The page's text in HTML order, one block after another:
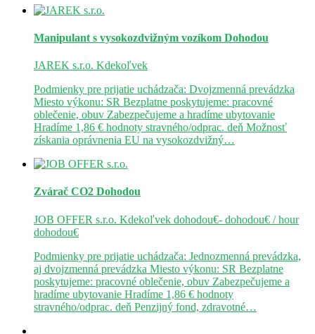
Manipulant s vysokozdvižným vozíkom Dohodou
JAREK s.r.o. Kdekoľvek
Podmienky pre prijatie uchádzača: Dvojzmenná prevádzka
Miesto výkonu: SR Bezplatne poskytujeme: pracovné
oblečenie, obuv Zabezpečujeme a hradíme ubytovanie
Hradíme 1,86 € hodnoty stravného/odprac. deň Možnosť
získania oprávnenia EU na vysokozdvižný…
Zvárač CO2 Dohodou
JOB OFFER s.r.o. Kdekoľvek dohodou€- dohodou€ / hour
dohodou€
Podmienky pre prijatie uchádzača: Jednozmenná prevádzka,
aj dvojzmenná prevádzka Miesto výkonu: SR Bezplatne
poskytujeme: pracovné oblečenie, obuv Zabezpečujeme a
hradíme ubytovanie Hradíme 1,86 € hodnoty
stravného/odprac. deň Penzijný fond, zdravotné…